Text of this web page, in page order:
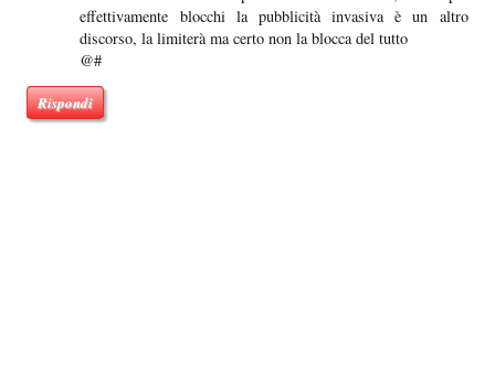
effettivamente blocchi la pubblicità invasiva è un altro
discorso, la limiterà ma certo non la blocca del tutto
@#
Rispondi